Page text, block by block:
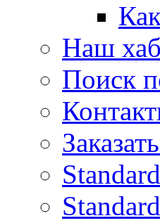
Наш
Поиск